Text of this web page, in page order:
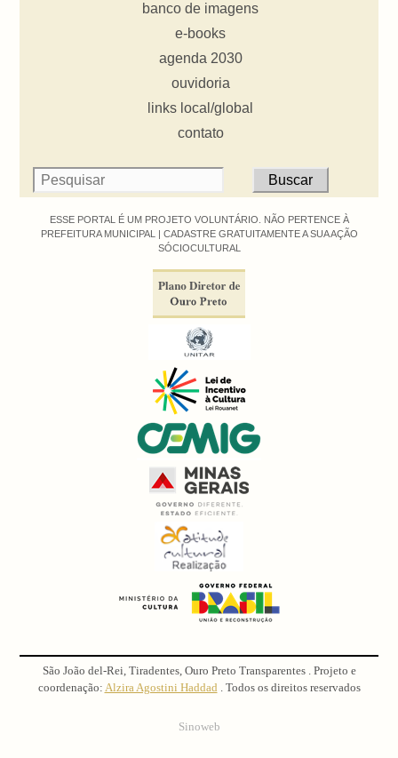
banco de imagens
e-books
agenda 2030
ouvidoria
links local/global
contato
ESSE PORTAL É UM PROJETO VOLUNTÁRIO. NÃO PERTENCE À
PREFEITURA MUNICIPAL | CADASTRE GRATUITAMENTE A SUA AÇÃO
SÓCIOCULTURAL
São João del-Rei, Tiradentes, Ouro Preto Transparentes . Projeto e
coordenação: Alzira Agostini Haddad . Todos os direitos reservados
Sinoweb